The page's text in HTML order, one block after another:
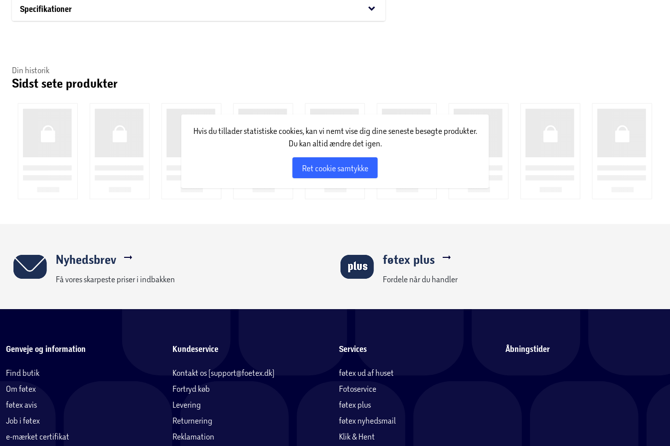
Specifikationer keyboard_arrow_down
Din historik
Sidst sete produkter
Hvis du tillader statistiske cookies, kan vi nemt vise dig dine seneste besøgte produkter.
Du kan altid ændre det igen.
Ret cookie samtykke
Nyhedsbrev
Få vores skarpeste priser i indbakken
føtex plus
Fordele når du handler
Genveje og information
Find butik
Om føtex
føtex avis
Job i føtex
e-mærket certifikat
Kundeservice
Kontakt os (support@foetex.dk)
Fortryd køb
Levering
Returnering
Reklamation
Services
føtex ud af huset
Fotoservice
føtex plus
føtex nyhedsmail
Klik & Hent
Åbningstider